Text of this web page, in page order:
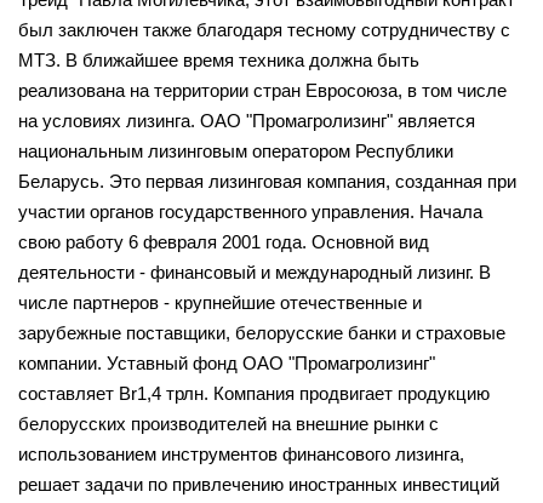
был заключен также благодаря тесному сотрудничеству с
МТЗ. В ближайшее время техника должна быть
реализована на территории стран Евросоюза, в том числе
на условиях лизинга. ОАО "Промагролизинг" является
национальным лизинговым оператором Республики
Беларусь. Это первая лизинговая компания, созданная при
участии органов государственного управления. Начала
свою работу 6 февраля 2001 года. Основной вид
деятельности - финансовый и международный лизинг. В
числе партнеров - крупнейшие отечественные и
зарубежные поставщики, белорусские банки и страховые
компании. Уставный фонд ОАО "Промагролизинг"
составляет Br1,4 трлн. Компания продвигает продукцию
белорусских производителей на внешние рынки с
использованием инструментов финансового лизинга,
решает задачи по привлечению иностранных инвестиций